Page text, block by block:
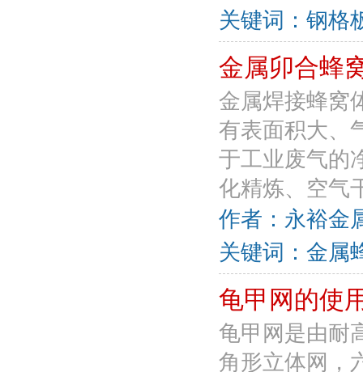
关键词：钢格
金属卯合蜂
金属焊接蜂窝
有表面积大、
于工业废气的
化精炼、空气
作者：永裕
关键词：金属
龟甲网的使
龟甲网是由耐
角形立体网，